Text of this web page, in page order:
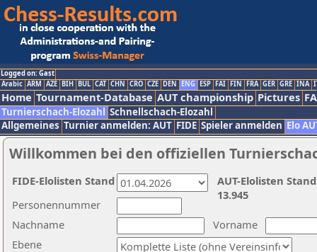
Logged on: Gast
Arabic ARM AZE BIH BUL CAT CHN CRO CZE DEN ENG ESP FAI FIN FRA GER GRE INA
Home Tournament-Database AUT championship Pictures
Turnierschach-Elozahl Schnellschach-Elozahl
Allgemeines Turnier anmelden: AUT FIDE Spieler anmelden Elo
Willkommen bei den offiziellen
Nachname
Vorname
Ebene
Personennummer
AUT-Elolisten
13.945
FIDE-Elolisten Stand